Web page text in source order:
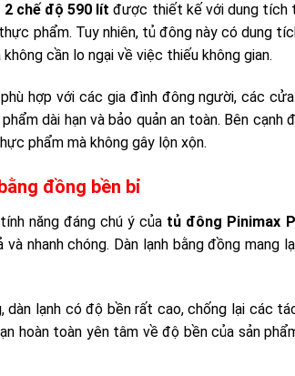
chế độ 590 lít được thiết kế với dung tích
phẩm. Tuy nhiên, tủ đông này có
cần lo ngại về việc thiếu không gian.
hợp với các gia đình đông người, các
dài hạn và bảo quản an toàn. Bên
phẩm mà không gây lộn xộn.
đồng bền bỉ
năng đáng chú ý của tủ đông Pinimax
nhanh chóng. Dàn lạnh bằng đồng mang
dàn lạnh có độ bền rất cao, chống lại các
hoàn toàn yên tâm về độ bền của sản